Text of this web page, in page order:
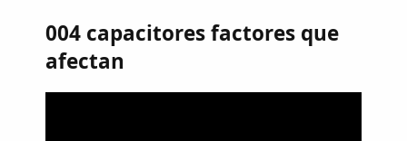
004 capacitores factores que
afectan